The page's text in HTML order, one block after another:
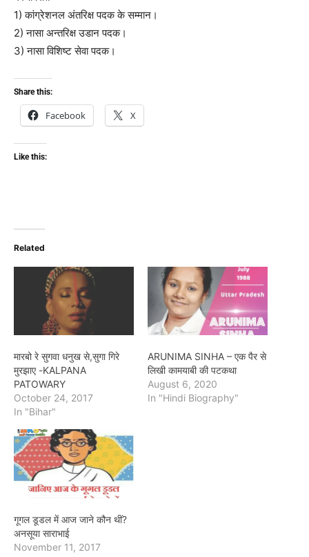
1) कांग्रेशनल अंतरिक्ष पदक के सम्मान।
2) नासा अन्तरिक्ष उडान पदक।
3) नासा विशिष्ट सेवा पदक।
Share this:
Facebook X
Like this:
Related
मारबो रे सुगवा धनुख से,सुगा गिरे
मुरझाए -KALPANA
PATOWARY
October 24, 2017
In "Bihar"
ARUNIMA SINHA – एक पैर से
लिखी कामयाबी की पटकथा
August 6, 2020
In "Hindi Biography"
गूगल डूडल में आज जाने कौन थीं?
अनसूया साराभाई
November 11, 2017